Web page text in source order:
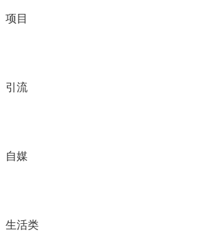
项目
引流
自媒
生活类